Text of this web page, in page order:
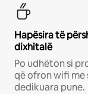
Hapësira të
dixhitalë
Po udhëton si
që ofron wifi me
dedikuara pune.